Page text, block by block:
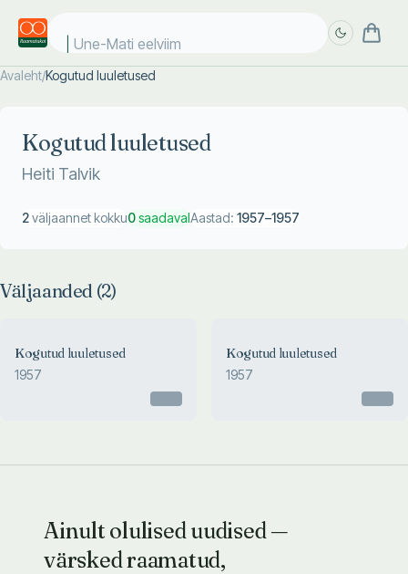
Une-Mati eelviima
Avaleht/Kogutud luuletused
Kogutud luuletused
Heiti Talvik
2väljaannet kokku0saadavalAastad: 1957–1957
Väljaanded (2)
Kogutud luuletused
1957
Kogutud luuletused
1957
Ainult olulised uudised —
värsked raamatud,